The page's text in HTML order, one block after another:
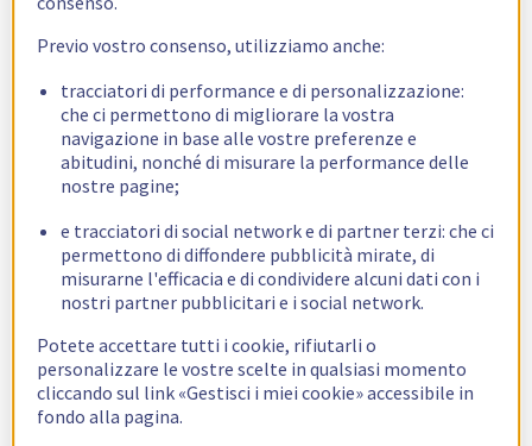
Previo vostro consenso, utilizziamo anche:
tracciatori di performance e di personalizzazione:
che ci permettono di migliorare la vostra
navigazione in base alle vostre preferenze e
abitudini, nonché di misurare la performance delle
nostre pagine;
e tracciatori di social network e di partner terzi: che ci
permettono di diffondere pubblicità mirate, di
misurarne l'efficacia e di condividere alcuni dati con i
nostri partner pubblicitari e i social network.
Potete accettare tutti i cookie, rifiutarli o
personalizzare le vostre scelte in qualsiasi momento
cliccando sul link «Gestisci i miei cookie» accessibile in
fondo alla pagina.